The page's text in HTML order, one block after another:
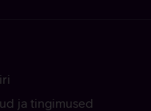
ja tingimused